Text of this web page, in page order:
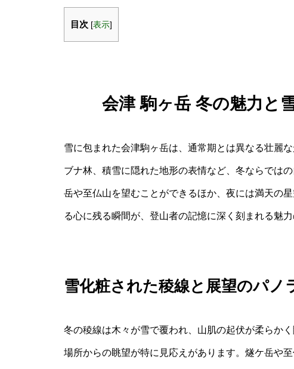
目次 [表示]
会津 駒ヶ岳 冬の魅力と
雪に包まれた会津駒ヶ岳は、通常期とは異なる壮麗
ブナ林、積雪に隠れた地形の表情など、冬ならでは
岳や至仏山を望むことができるほか、夜には満天の
る心に残る瞬間が、登山者の記憶に深く刻まれる魅力
雪化粧された稜線と展望のパノ
冬の稜線は木々が雪で覆われ、山肌の起伏が柔らか
場所からの眺望が特に見応えがあります。燧ケ岳や